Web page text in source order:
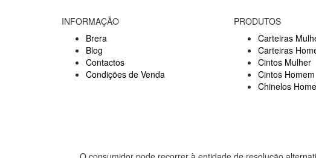
INFORMAÇÃO
Brera
Blog
Contactos
Condições de Venda
PRODUTOS
Carteiras
Carteiras
Cintos Mulher
Cintos Homem
Chinelos